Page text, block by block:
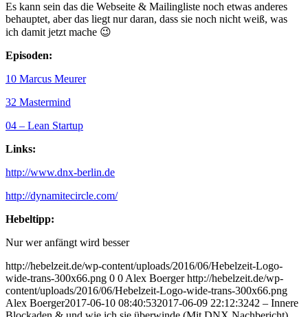
Es kann sein das die Webseite & Mailingliste noch etwas anderes
behauptet, aber das liegt nur daran, dass sie noch nicht weiß, was
ich damit jetzt mache 😉
Episoden:
10 Marcus Meurer
32 Mastermind
04 – Lean Startup
Links:
http://www.dnx-berlin.de
http://dynamitecircle.com/
Hebeltipp:
Nur wer anfängt wird besser
http://hebelzeit.de/wp-content/uploads/2016/06/Hebelzeit-Logo-
wide-trans-300x66.png 0 0Alex Boerger http://hebelzeit.de/wp-
content/uploads/2016/06/Hebelzeit-Logo-wide-trans-300x66.png
Alex Boerger2017-06-10 08:40:532017-06-09 22:12:3242 – Innere